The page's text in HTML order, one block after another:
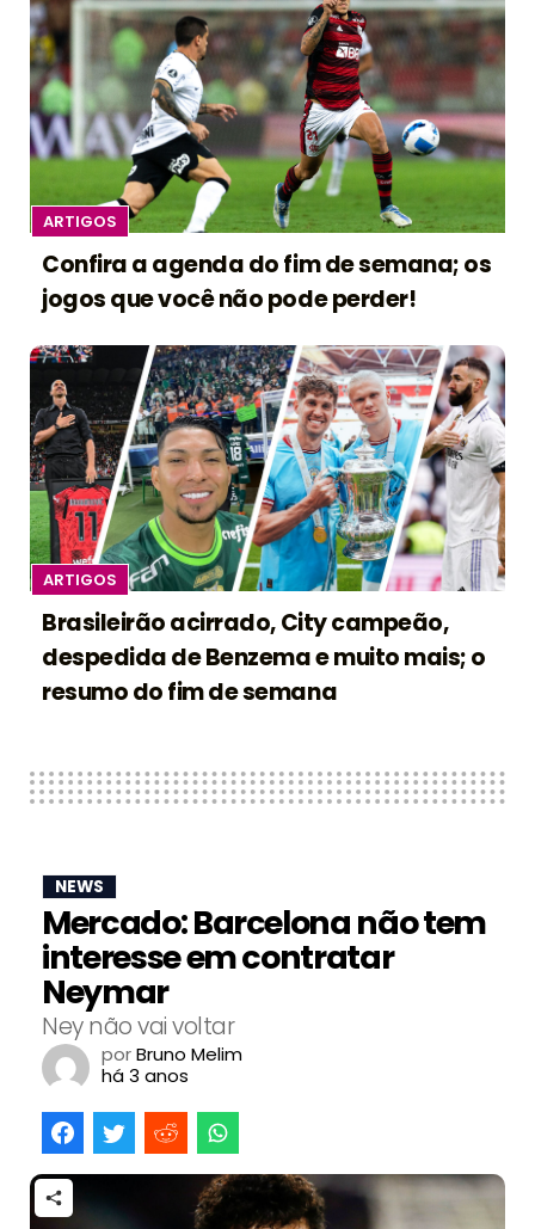
ARTIGOS
Confira a agenda do fim de semana; os
jogos que você não pode perder!
ARTIGOS
Brasileirão acirrado, City campeão,
despedida de Benzema e muito mais; o
resumo do fim de semana
NEWS
Mercado: Barcelona não tem
interesse em contratar
Neymar
Ney não vai voltar
porBruno Melim
há 3 anos